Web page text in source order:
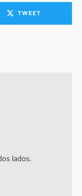
TWEET
lados.